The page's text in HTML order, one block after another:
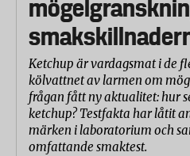
Ketchup är vardagsmat i de
kölvattnet av larmen om
frågan fått ny aktualitet: hur
ketchup? Testfakta har låtit
märken i laboratorium och
omfattande smaktest.